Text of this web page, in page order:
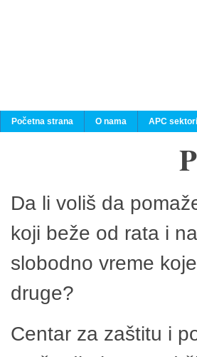
Početna strana O nama APC sektori
Da li voliš da
koji beže od rata i
slobodno vreme
druge?
Centar za zaštitu i